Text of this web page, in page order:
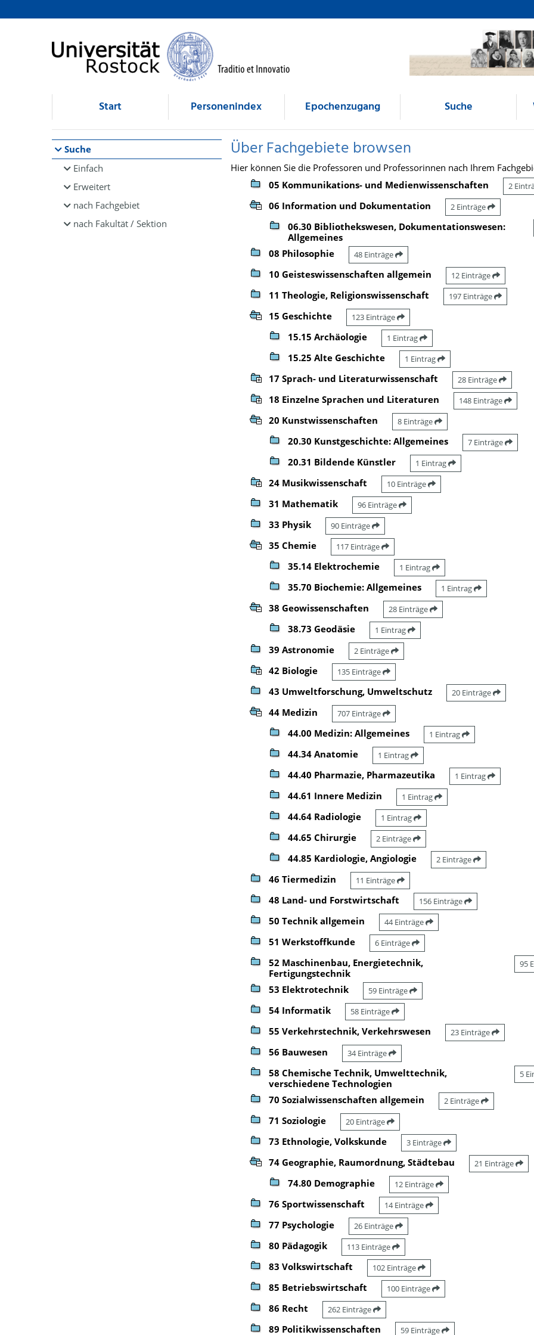
Browsen
direkt zum Inhalt
Start Personenindex Epochenzugang Suche
Suche
Einfach
Erweitert
nach Fachgebiet
nach Fakultät / Sektion
Über Fachgebiete browsen
Hier können Sie die Professoren und Professorinnen nach Ihrem
05 Kommunikations- und Medienwissenschaften
2
06 Information und Dokumentation 2 Einträge
06.30 Bibliothekswesen, Dokumentationswesen:
Allgemeines
08 Philosophie 48 Einträge
10 Geisteswissenschaften allgemein 12 Einträge
11 Theologie, Religionswissenschaft 197 Einträge
15 Geschichte 123 Einträge
15.15 Archäologie 1 Eintrag
15.25 Alte Geschichte 1 Eintrag
17 Sprach- und Literaturwissenschaft 28 Einträge
18 Einzelne Sprachen und Literaturen 148 Einträge
20 Kunstwissenschaften 8 Einträge
20.30 Kunstgeschichte: Allgemeines 7 Einträge
20.31 Bildende Künstler 1 Eintrag
24 Musikwissenschaft 10 Einträge
31 Mathematik 96 Einträge
33 Physik 90 Einträge
35 Chemie 117 Einträge
35.14 Elektrochemie 1 Eintrag
35.70 Biochemie: Allgemeines 1 Eintrag
38 Geowissenschaften 28 Einträge
38.73 Geodäsie 1 Eintrag
39 Astronomie 2 Einträge
42 Biologie 135 Einträge
43 Umweltforschung, Umweltschutz 20 Einträge
44 Medizin 707 Einträge
44.00 Medizin: Allgemeines 1 Eintrag
44.34 Anatomie 1 Eintrag
44.40 Pharmazie, Pharmazeutika 1 Eintrag
44.61 Innere Medizin 1 Eintrag
44.64 Radiologie 1 Eintrag
44.65 Chirurgie 2 Einträge
44.85 Kardiologie, Angiologie 2 Einträge
46 Tiermedizin 11 Einträge
48 Land- und Forstwirtschaft 156 Einträge
50 Technik allgemein 44 Einträge
51 Werkstoffkunde 6 Einträge
52 Maschinenbau, Energietechnik,
Fertigungstechnik
95
53 Elektrotechnik 59 Einträge
54 Informatik 58 Einträge
55 Verkehrstechnik, Verkehrswesen 23 Einträge
56 Bauwesen 34 Einträge
58 Chemische Technik, Umwelttechnik,
verschiedene Technologien
5
70 Sozialwissenschaften allgemein 2 Einträge
71 Soziologie 20 Einträge
73 Ethnologie, Volkskunde 3 Einträge
74 Geographie, Raumordnung, Städtebau 21 Einträge
74.80 Demographie 12 Einträge
76 Sportwissenschaft 14 Einträge
77 Psychologie 26 Einträge
80 Pädagogik 113 Einträge
83 Volkswirtschaft 102 Einträge
85 Betriebswirtschaft 100 Einträge
86 Recht 262 Einträge
89 Politikwissenschaften 59 Einträge